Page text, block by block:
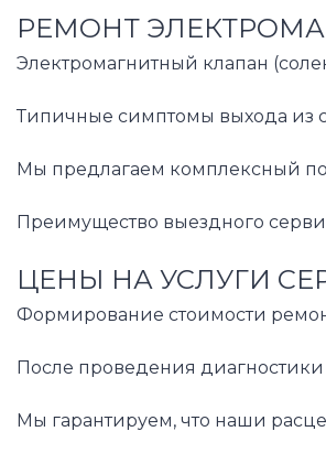
РЕМОНТ
Электромагнитный клапан
Типичные симптомы выхода из
Мы предлагаем комплексный
Преимущество выездного
ЦЕНЫ НА УСЛУГИ
Формирование стоимости
После проведения диагностики
Мы гарантируем, что наши